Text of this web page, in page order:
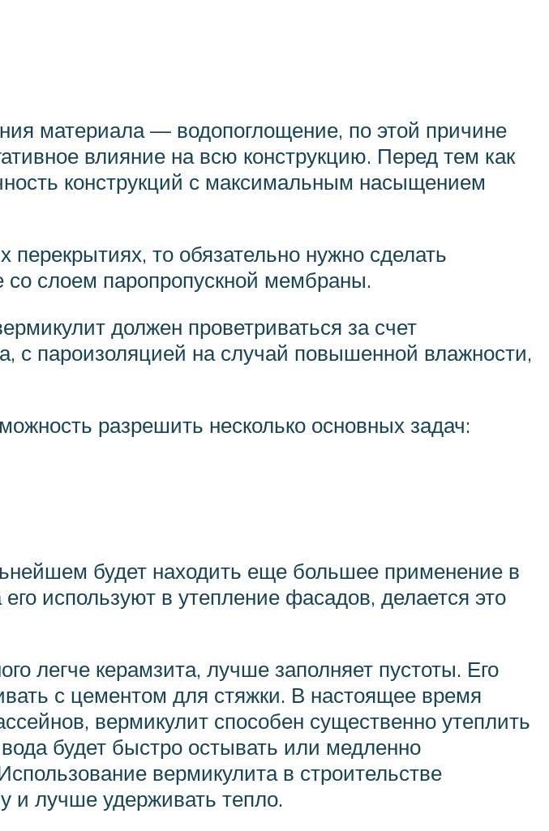
материала — водопоглощение, по этой причине
влияние на всю конструкцию. Перед тем как
конструкций с максимальным насыщением
перекрытиях, то обязательно нужно сделать
слоем паропропускной мембраны.
должен проветриваться за счет
с пароизоляцией на случай повышенной влажности,
разрешить несколько основных задач:
будет находить еще большее применение в
используют в утепление фасадов, делается это
легче керамзита, лучше заполняет пустоты. Его
с цементом для стяжки. В настоящее время
вермикулит способен существенно утеплить
будет быстро остывать или медленно
вермикулита в строительстве
и лучше удерживать тепло.